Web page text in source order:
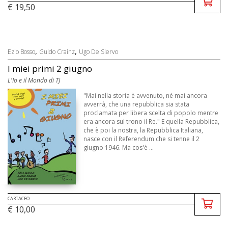
€ 19,50
Ezio Bosso, Guido Crainz, Ugo De Siervo
I miei primi 2 giugno
L'Io e il Mondo di TJ
"Mai nella storia è avvenuto, né mai ancora
avverrà, che una repubblica sia stata
proclamata per libera scelta di popolo mentre
era ancora sul trono il Re." E quella Repubblica,
che è poi la nostra, la Repubblica Italiana,
nasce con il Referendum che si tenne il 2
giugno 1946. Ma cos'è ...
CARTACEO
€ 10,00